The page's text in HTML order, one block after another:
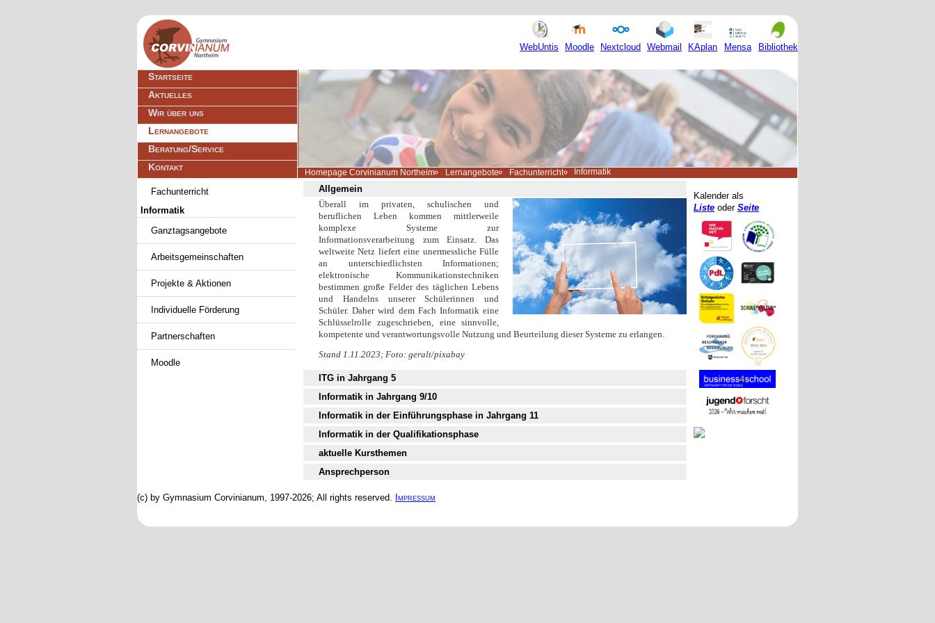
WebUntis Moodle Nextcloud Webmail KAplan Mensa Bibliothek
Navigation
überspringen
Startseite
Aktuelles
Wir über uns
Lernangebote
Beratung/Service
Kontakt
Homepage Corvinianum Northeim Lernangebote Fachunterricht Informatik
Allgemein
Überall im privaten, schulischen und
beruflichen Leben kommen mittlerweile
komplexe Systeme zur
Informationsverarbeitung zum Einsatz. Das
weltweite Netz liefert eine unermessliche Fülle
an unterschiedlichsten Informationen;
elektronische Kommunikationstechniken
bestimmen große Felder des täglichen Lebens
und Handelns unserer Schülerinnen und
Schüler. Daher wird dem Fach Informatik eine
Schlüsselrolle zugeschrieben, eine sinnvolle,
kompetente und verantwortungsvolle Nutzung und Beurteilung dieser Systeme zu erlangen.
Stand 1.11.2023; Foto: geralt/pixabay
ITG in Jahrgang 5
Informatik in Jahrgang 9/10
Informatik in der Einführungsphase in Jahrgang 11
Informatik in der Qualifikationsphase
aktuelle Kursthemen
Ansprechperson
überspringen
Fachunterricht
Informatik
Ganztagsangebote
Arbeitsgemeinschaften
Projekte & Aktionen
Individuelle Förderung
Partnerschaften
Moodle
Kalender als
Liste oder Seite
(c) by Gymnasium Corvinianum, 1997-2026; All rights reserved. Impressum